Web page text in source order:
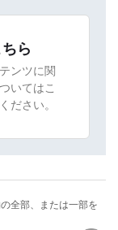
ら
ンツに関
いてはこ
ださい。
全部、または一部を